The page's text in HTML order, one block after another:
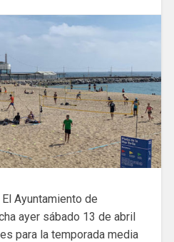
Ayuntamiento de
ayer sábado 13 de abril
para la temporada media